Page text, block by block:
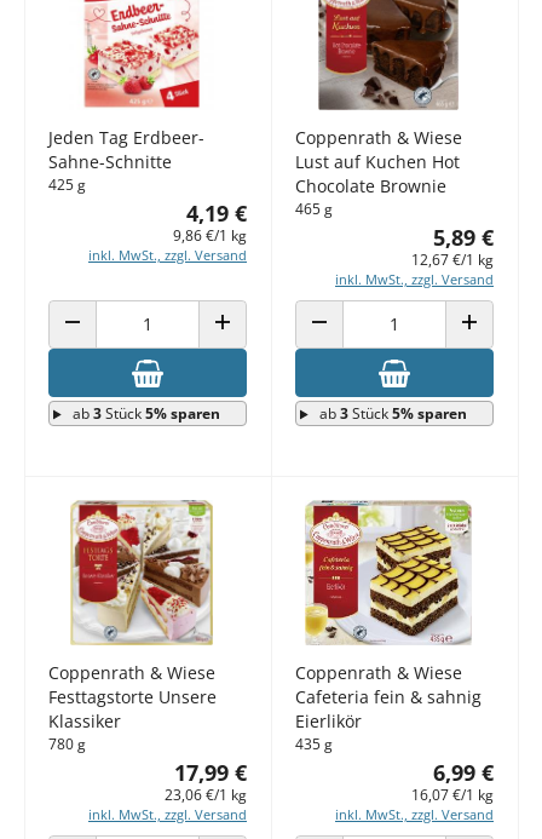
Jeden Tag Erdbeer-
Sahne-Schnitte
425 g
4,19 €
9,86 €/1 kg
inkl. MwSt., zzgl. Versand
ANZAHL VERRINGERN ANZAHL ERHÖHEN
ab3Stück5% sparen
Coppenrath & Wiese
Lust auf Kuchen Hot
Chocolate Brownie
465 g
5,89 €
12,67 €/1 kg
inkl. MwSt., zzgl. Versand
ANZAHL VERRINGERN ANZAHL
ab3Stück5% sparen
Coppenrath & Wiese
Festtagstorte Unsere
Klassiker
780 g
17,99 €
23,06 €/1 kg
inkl. MwSt., zzgl. Versand
Coppenrath & Wiese
Cafeteria fein & sahnig
Eierlikör
435 g
6,99 €
16,07 €/1 kg
inkl. MwSt., zzgl. Versand